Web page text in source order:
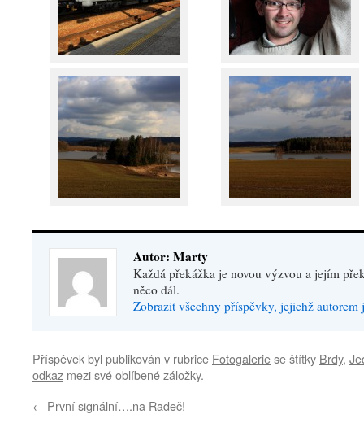
Autor: Marty
Každá překážka je novou výzvou a jejím
něco dál.
Zobrazit všechny příspěvky, jejichž
Příspěvek byl publikován v rubrice Fotogaleriese štítky Brdy,
odkaz mezi své oblíbené záložky.
← První signální….na Radeč!